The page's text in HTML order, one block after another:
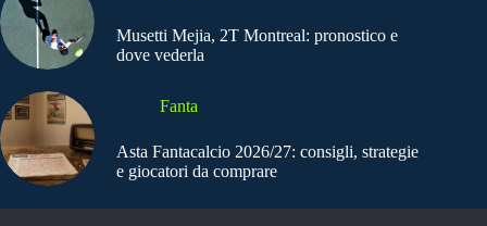
Musetti Mejia, 2T Montreal: pronostico e
dove vederla
Fanta
Asta Fantacalcio 2026/27: consigli, strategie
e giocatori da comprare